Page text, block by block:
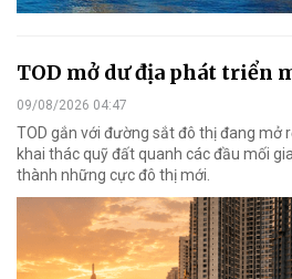
TOD mở dư địa phát triển
09/08/2026 04:47
TOD gắn với đường sắt đô thị đang mở
khai thác quỹ đất quanh các đầu mối
thành những cực đô thị mới.